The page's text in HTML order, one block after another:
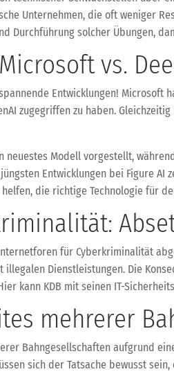
Unternehmen, die oft weniger
Durchführung solcher Übungen,
vs.
Entwicklungen! Microsoft
zugegriffen zu haben.
neuestes Modell vorgestellt,
Entwicklungen bei Figure
die richtige Technologie für
für Cyberkriminalität
Dienstleistungen. Die
kann KDB mit seinen IT-
mehrerer
Bahngesellschaften aufgrund
sich der Tatsache bewusst